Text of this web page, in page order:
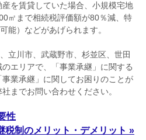
を賃貸していた場合、小規模宅地
㎡まで相続税評価額が80％減、特
能）などがあげられます。
立川市、武蔵野市、杉並区、世田
エリアで、「事業承継」に関する
業承継」に関してお困りのことが
までお問い合わせください。
性
税制のメリット・デメリット »